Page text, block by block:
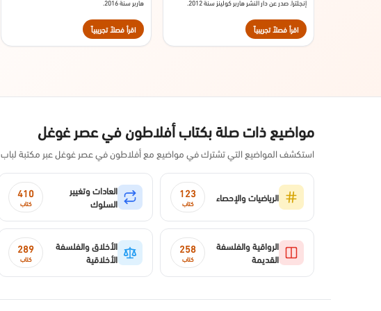
إنجلترا. صدر عن دار النشر هاربر كولينز سنة 2012.
اقرأ فصلاً تجريبياً
هاربر سنة 2016.
اقرأ فصلاً تجريبياً
مواضيع ذات صلة بكتاب أفلاطون في عصر غوغل
استكشف المواضيع التي تشترك في مواضيع مع أفلاطون في عصر غوغل عبر مكتبة لباب
الرياضيات والإحصاء 123
كتاب
العادات وتغيير
السلوك
410
كتاب
الرواقية والفلسفة
القديمة
258
كتاب
الأخلاق والفلسفة
الأخلاقية
289
كتاب